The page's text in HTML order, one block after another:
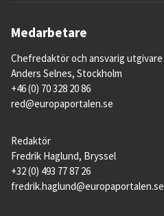
Medarbetare
Chefredaktör och ansvarig utgivare
Anders Selnes, Stockholm
+46 (0) 70 328 20 86
red@europaportalen.se
Redaktör
Fredrik Haglund, Bryssel
+32 (0) 493 77 87 26
fredrik.haglund@europaportalen.se